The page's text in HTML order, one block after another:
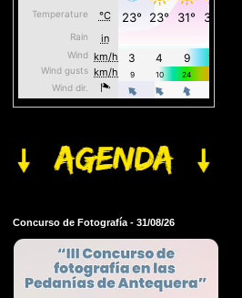
Concurso de Fotografía - 31/08/26